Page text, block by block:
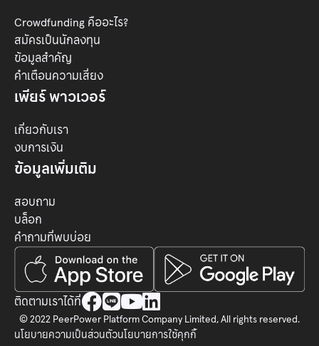
Crowdfunding คืออะไร?
สมัครเป็นนักลงทุน
ข้อมูลสำคัญ
คำเตือนความเสี่ยง
เพียร์ พาวเวอร์
เกี่ยวกับเรา
งบการเงิน
ข้อมูลเพิ่มเติม
สอบถาม
บล็อก
คำถามที่พบบ่อย
ติดตามเราได้ที่
© 2022 PeerPower Platform Company Limited, All rights reserved.
นโยบายความเป็นส่วนตัวนโยบายการใช้คุกกี้